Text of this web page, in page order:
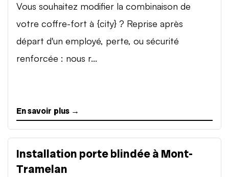
Vous souhaitez modifier la combinaison de
votre coffre-fort à {city} ? Reprise après
départ d'un employé, perte, ou sécurité
renforcée : nous r...
En savoir plus →
Installation porte blindée à Mont-
Tramelan